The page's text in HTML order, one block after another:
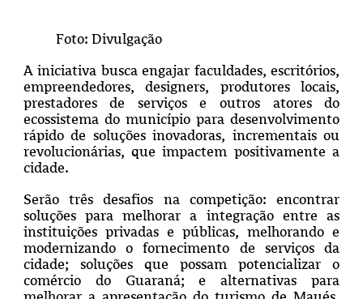
Foto: Divulgação
A iniciativa busca engajar faculdades, escritórios,
empreendedores, designers, produtores locais,
prestadores de serviços e outros atores do
ecossistema do município para desenvolvimento
rápido de soluções inovadoras, incrementais ou
revolucionárias, que impactem positivamente a
cidade.
Serão três desafios na competição: encontrar
soluções para melhorar a integração entre as
instituições privadas e públicas, melhorando e
modernizando o fornecimento de serviços da
cidade; soluções que possam potencializar o
comércio do Guaraná; e alternativas para